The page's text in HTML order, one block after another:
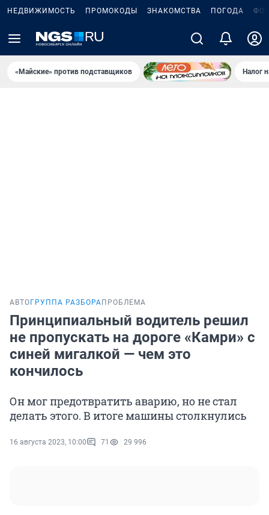
НЕДВИЖИМОСТЬ ПРОМОКОДЫ ЗНАКОМСТВА ПОГОДА
«Майские» против подставщиков Налог
АВТО ГРУППА РАЗБОРА ПРОБЛЕМА
Принципиальный водитель решил
не пропускать на дороге «Камри» с
синей мигалкой — чем это
кончилось
Он мог предотвратить аварию, но не стал
делать этого. В итоге машины столкнулись
16 августа 2023, 10:00 71 29 996